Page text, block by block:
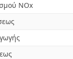
NOx